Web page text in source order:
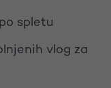
spletu
vlog za